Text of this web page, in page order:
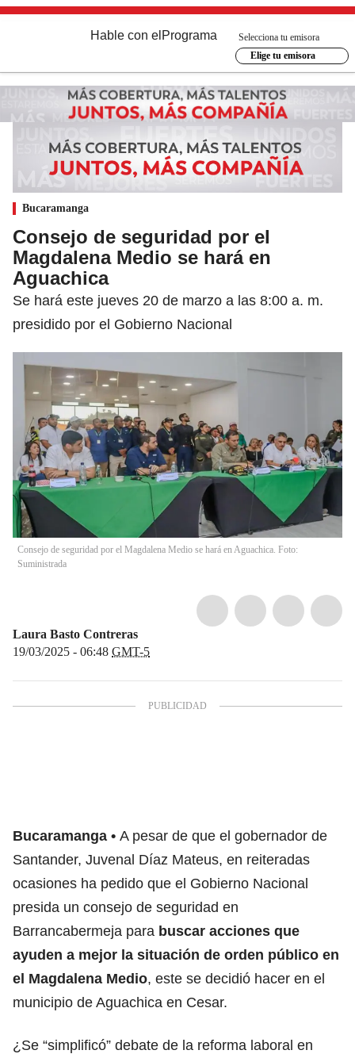
Hable con el Programa
Selecciona tu emisora
Elige tu emisora
Bucaramanga
Consejo de seguridad por el
Magdalena Medio se hará en
Aguachica
Se hará este jueves 20 de marzo a las 8:00 a. m.
presidido por el Gobierno Nacional
Consejo de seguridad por el Magdalena Medio se hará en Aguachica. Foto:
Suministrada
Laura Basto Contreras
19/03/2025 - 06:48 GMT-5
Bucaramanga
A pesar de que el gobernador de
Santander, Juvenal Díaz Mateus, en reiteradas
ocasiones ha pedido que el Gobierno Nacional
presida un consejo de seguridad en
Barrancabermeja para buscar acciones que
ayuden a mejor la situación de orden público en
el Magdalena Medio, este se decidió hacer en el
municipio de Aguachica en Cesar.
¿Se “simplificó” debate de la reforma laboral en